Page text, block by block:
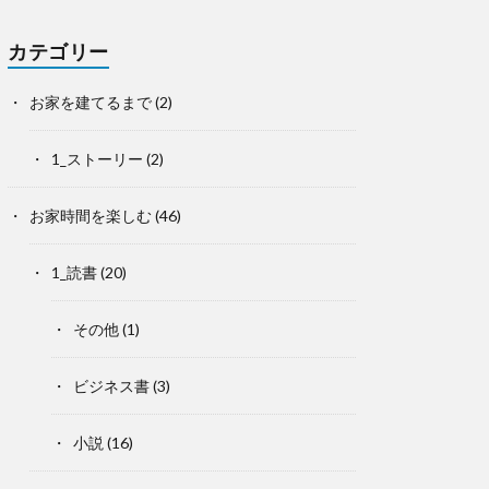
カテゴリー
お家を建てるまで(2)
1_ストーリー (2)
お家時間を楽しむ(46)
1_読書(20)
その他(1)
ビジネス書(3)
小説 (16)